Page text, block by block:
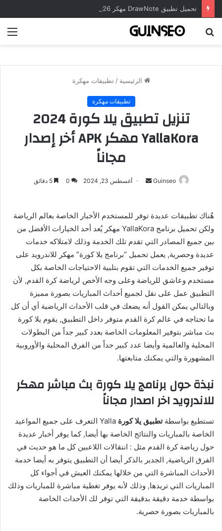
الرئيسية / تطبيقات مهكرة
تطبيقات مهكرة
تنزيل تطبيق يلا كورة 2024
YallaKora مهكر APK أخر إصدار
مجاناً
Guinseo
أرسلأغسطس 23, 2024 0 5 دقائق
هٌناك تطبيقات عديدة توفر للمستخدم الأخبار الخاصة بعالم الرياضة
ولكن تحميل برنامج YallaKora مهكر يُعد أحد الخيارات الأفضل من
بين جميع المصادر التي تقدم تلك الخدمة وذلك لامتلاكه خدمات
عديدة وحصرية, يعمل تحميل “برنامج يلا كورة” مهكر للاندرويد على
توفير جميع الخدمات التي تقوم بتلبية الاحتياجات الخاصة بكل
مستخدم وعاشق للرياضة وعلى وجه الأخص لرياضة كرة القدم, لأن
التطبيق عمل على نقل لجميع أحداث المباريات بصورة مميزة
وبالتالي يمكن القول أنه يضعك في قلب الأحداث الرياضية أي أن كل
ما تحتاجه في عالم كرة القدم متوفر داخل التطبيق, يقوم يلا كورة
بث مباشر بتوفير المعلومات الخاصة بعدد كبير جداً من البطولات
المحلية والعالمية وأيضا عدد كبير جداً من الفرق المحلية والأوروبية
المشهورة والتي يمكنك متابعتها.
نبذة حول برنامج يلا كورة بث مباشر مهكر
للاندرويد اخر اصدار مجاناً
تستطيع بواسطةتطبيق يلا كورة
Yalla التعرف على جميع المواعيد
الخاصة بالمباريات والنتائج الخاصة بها أيضا, كما يوفر أخبار عديدة
حول رياضة كرة القدم مثل : انتقالات اللاعبين كل ما هو حديث في
الفرق الرياضية, الجدير بالذكر أيضا أن التطبيق يتوفر به أيضا خدمة
الأحداث المباشرة التي من خلالها يمكنك العيش في أجواء كل
المباريات التي تريدها, وذلك لأنه يوفر تغطية مباشرة للمباريات وذلك
بواسطة خدمة دقيقة بدقيقة التي توفر لك الأحداث الخاصة
بالمباريات بصورة حصرية.